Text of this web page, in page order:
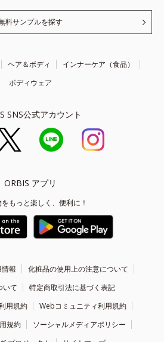
料サンプルを探す
ヘア＆ボディ
インナーケア（食品）
ボディウェア
SNS公式アカウント
ORBIS アプリ
もっと楽しく、便利に！
報
化粧品の使用上の注意について
いて
特定商取引法に基づく表記
用規約
Webコミュニティ利用規約
規約
ソーシャルメディアポリシー